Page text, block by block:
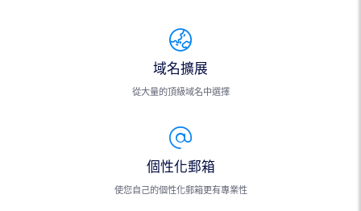
域名擴展
從大量的頂級域名中選擇
個性化郵箱
使您自己的個性化郵箱更有專業性